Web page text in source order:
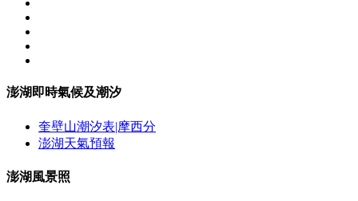
澎湖即時氣候及潮汐
奎壁山潮汐表|摩西分
澎湖天氣預報
澎湖風景照